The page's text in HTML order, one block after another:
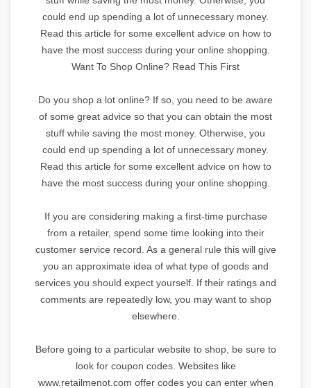
could end up spending a lot of unnecessary money.
Read this article for some excellent advice on how to
have the most success during your online shopping.
Want To Shop Online? Read This First
Do you shop a lot online? If so, you need to be aware
of some great advice so that you can obtain the most
stuff while saving the most money. Otherwise, you
could end up spending a lot of unnecessary money.
Read this article for some excellent advice on how to
have the most success during your online shopping.
If you are considering making a first-time purchase
from a retailer, spend some time looking into their
customer service record. As a general rule this will give
you an approximate idea of what type of goods and
services you should expect yourself. If their ratings and
comments are repeatedly low, you may want to shop
elsewhere.
Before going to a particular website to shop, be sure to
look for coupon codes. Websites like
www.retailmenot.com offer codes you can enter when